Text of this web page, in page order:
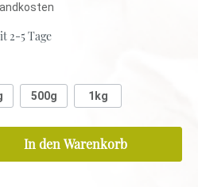
2-5 Tage
500g 1kg
In den Warenkorb